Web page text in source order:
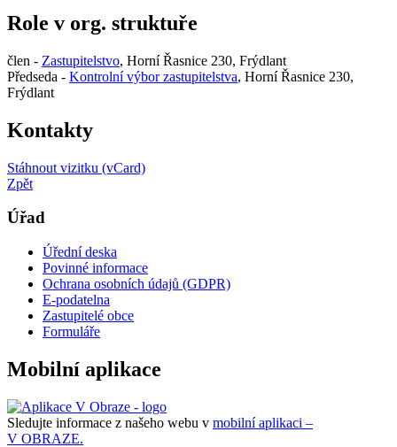
Role v org. struktuře
člen - Zastupitelstvo, Horní Řasnice 230, Frýdlant
Předseda - Kontrolní výbor zastupitelstva, Horní Řasnice 230,
Frýdlant
Kontakty
Stáhnout vizitku (vCard)
Zpět
Úřad
Úřední deska
Povinné informace
Ochrana osobních údajů (GDPR)
E-podatelna
Zastupitelé obce
Formuláře
Mobilní aplikace
Sledujte informace z našeho webu v mobilní aplikaci –
V OBRAZE.